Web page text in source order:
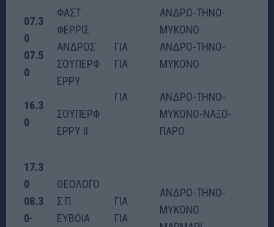
07.3
0
07.5
0
16.3
0
ΦΑΣΤ
ΦΕΡΡΙΣ
ΑΝΔΡΟΣ
ΣΟΥΠΕΡΦ
ΕΡΡΥ
ΣΟΥΠΕΡΦ
ΕΡΡΥ ΙΙ
ΓΙΑ
ΓΙΑ
ΓΙΑ
ΑΝΔΡΟ-ΤΗΝΟ-
ΜΥΚΟΝΟ
ΑΝΔΡΟ-ΤΗΝΟ-
ΜΥΚΟΝΟ
ΑΝΔΡΟ-ΤΗΝΟ-
ΜΥΚΟΝΟ-ΝΑΞΟ-
ΠΑΡΟ
17.3
0
08.3
0-
ΘΕΟΛΟΓΟ
Σ Π.
ΕΥΒΟΙΑ
ΓΙΑ
ΓΙΑ
ΑΝΔΡΟ-ΤΗΝΟ-
ΜΥΚΟΝΟ